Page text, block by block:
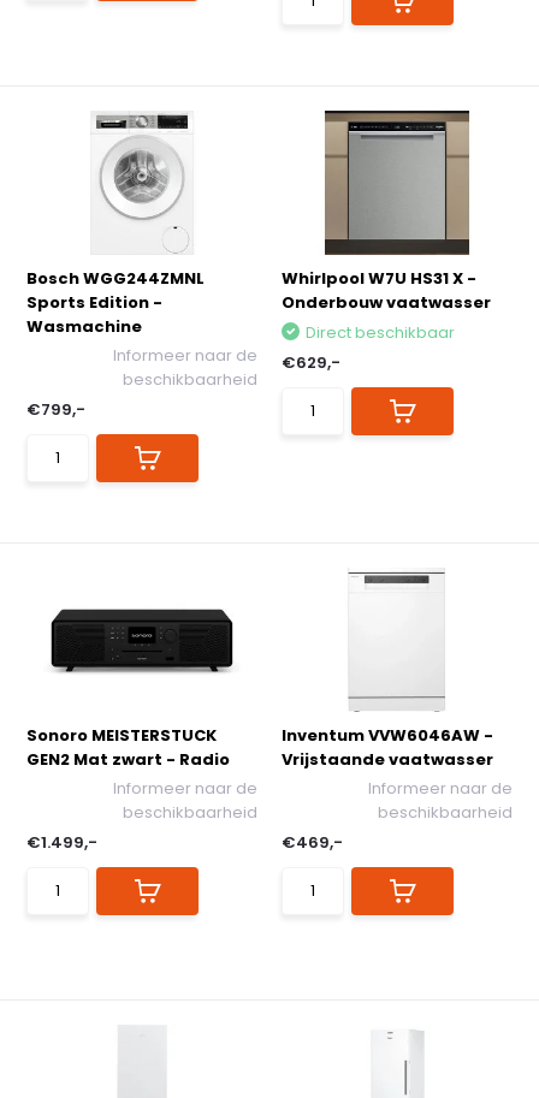
Bosch WGG244ZMNL
Sports Edition -
Wasmachine
Informeer naar de
beschikbaarheid
€799,-
Whirlpool W7U HS31 X -
Onderbouw vaatwasser
Direct beschikbaar
€629,-
Sonoro MEISTERSTUCK
GEN2 Mat zwart - Radio
Informeer naar de
beschikbaarheid
€1.499,-
Inventum VVW6046AW -
Vrijstaande vaatwasser
Informeer naar de
beschikbaarheid
€469,-